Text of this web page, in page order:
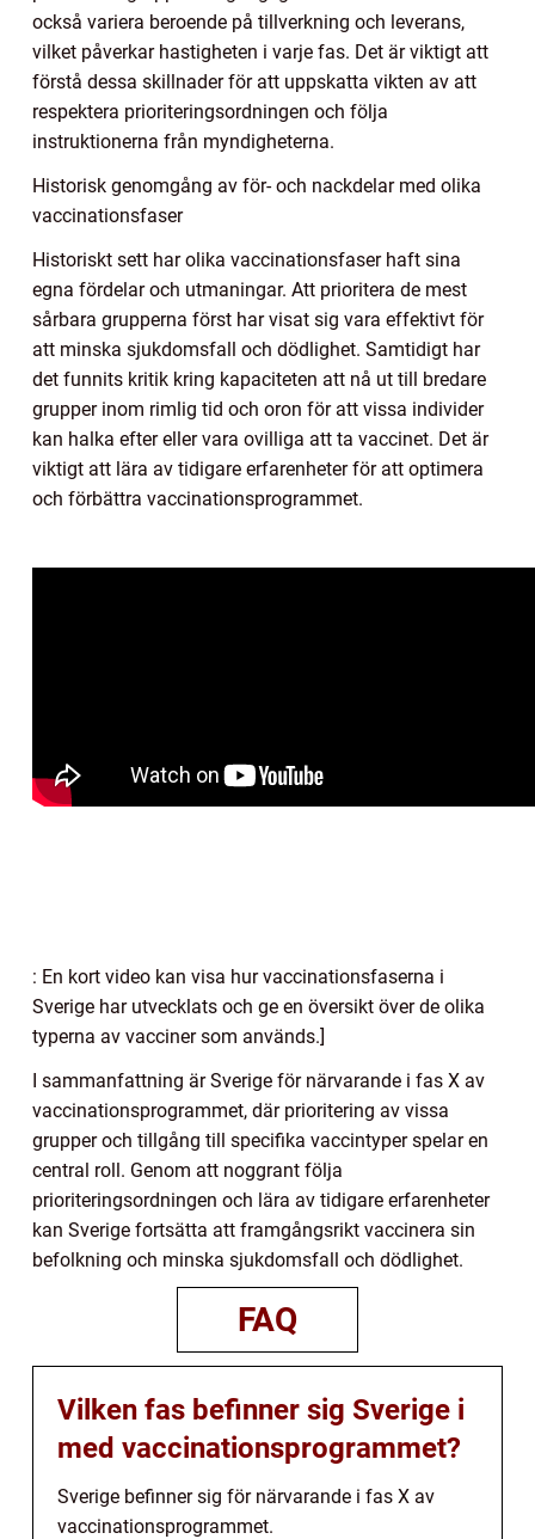
också variera beroende på tillverkning och leverans,
vilket påverkar hastigheten i varje fas. Det är viktigt att
förstå dessa skillnader för att uppskatta vikten av att
respektera prioriteringsordningen och följa
instruktionerna från myndigheterna.
Historisk genomgång av för- och nackdelar med olika
vaccinationsfaser
Historiskt sett har olika vaccinationsfaser haft sina
egna fördelar och utmaningar. Att prioritera de mest
sårbara grupperna först har visat sig vara effektivt för
att minska sjukdomsfall och dödlighet. Samtidigt har
det funnits kritik kring kapaciteten att nå ut till bredare
grupper inom rimlig tid och oron för att vissa individer
kan halka efter eller vara ovilliga att ta vaccinet. Det är
viktigt att lära av tidigare erfarenheter för att optimera
och förbättra vaccinationsprogrammet.
: En kort video kan visa hur vaccinationsfaserna i
Sverige har utvecklats och ge en översikt över de olika
typerna av vacciner som används.]
I sammanfattning är Sverige för närvarande i fas X av
vaccinationsprogrammet, där prioritering av vissa
grupper och tillgång till specifika vaccintyper spelar en
central roll. Genom att noggrant följa
prioriteringsordningen och lära av tidigare erfarenheter
kan Sverige fortsätta att framgångsrikt vaccinera sin
befolkning och minska sjukdomsfall och dödlighet.
FAQ
Vilken fas befinner sig Sverige i
med vaccinationsprogrammet?
Sverige befinner sig för närvarande i fas X av
vaccinationsprogrammet.